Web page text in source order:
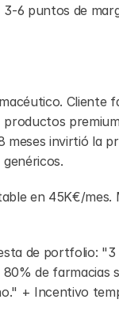
3-6 puntos de
Cliente
meses invirtió la
en 45K€/mes.
de portfolio:
de farmacias
+ Incentivo